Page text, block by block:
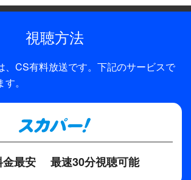
のまれていく。このギャップが斉藤
さしかかり、会場の熱気はさらに高
マの主題歌としても大ヒットした
たい」では、力強くも温かい歌声が
。その後も、ブルースハーブとギタ
月光」やCMソングにもなった
藤和義の代表曲「歩いて帰ろう」で
視聴方法
、CS有料放送です。下記のサービスで
。
最安 最速30分視聴可能